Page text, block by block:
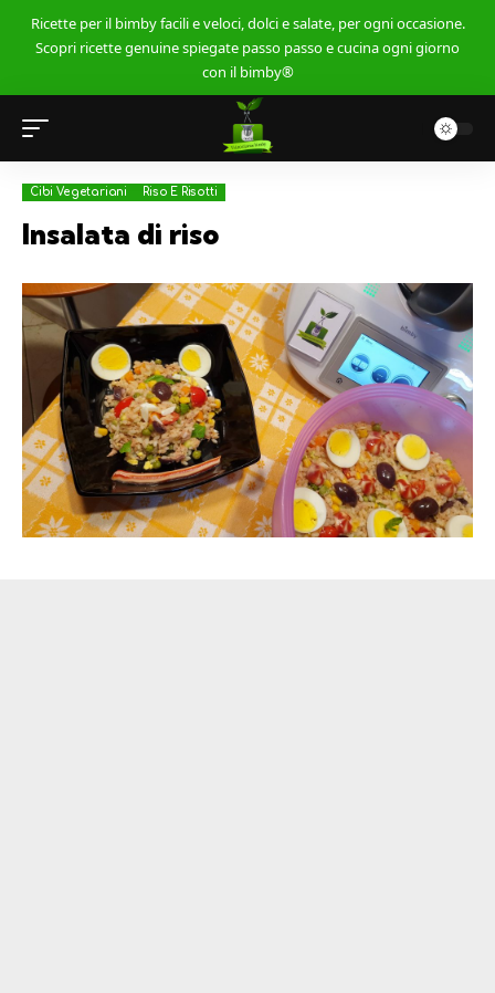
Ricette per il bimby facili e veloci, dolci e salate, per ogni occasione.
Scopri ricette genuine spiegate passo passo e cucina ogni giorno
con il bimby®
Cibi Vegetariani Riso E Risotti
Insalata di riso